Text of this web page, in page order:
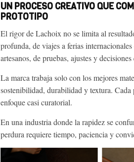
UN PROCESO CREATIVO QUE
PROTOTIPO
El rigor de Lachoix no se limita al
profunda, de viajes a ferias
artesanos, de pruebas, ajustes y
La marca trabaja solo con los mejores
sostenibilidad, durabilidad y textura. Cada
enfoque casi curatorial.
En una industria donde la rapidez se
perdura requiere tiempo, paciencia y